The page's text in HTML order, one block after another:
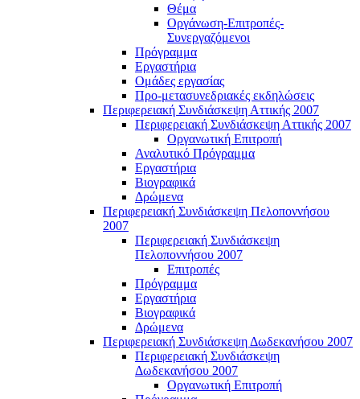
Θέμα
Οργάνωση-Επιτροπές-
Συνεργαζόμενοι
Πρόγραμμα
Εργαστήρια
Ομάδες εργασίας
Προ-μετασυνεδριακές εκδηλώσεις
Περιφερειακή Συνδιάσκεψη Αττικής 2007
Περιφερειακή Συνδιάσκεψη Αττικής 2007
Οργανωτική Επιτροπή
Αναλυτικό Πρόγραμμα
Εργαστήρια
Βιογραφικά
Δρώμενα
Περιφερειακή Συνδιάσκεψη Πελοποννήσου
2007
Περιφερειακή Συνδιάσκεψη
Πελοποννήσου 2007
Επιτροπές
Πρόγραμμα
Εργαστήρια
Βιογραφικά
Δρώμενα
Περιφερειακή Συνδιάσκεψη Δωδεκανήσου 2007
Περιφερειακή Συνδιάσκεψη
Δωδεκανήσου 2007
Οργανωτική Επιτροπή